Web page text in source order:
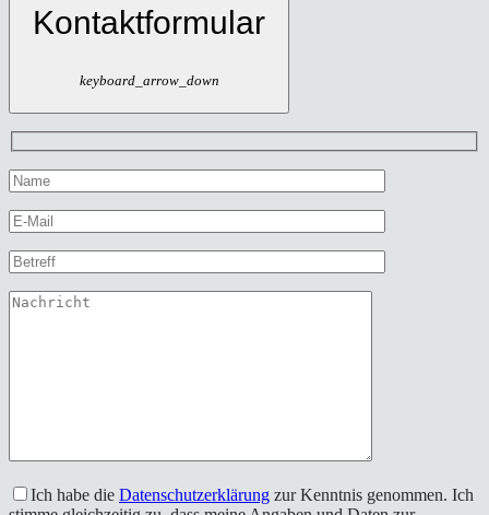
Kontaktformular
keyboard_arrow_down
Ich habe die Datenschutzerklärung zur Kenntnis genommen. Ich